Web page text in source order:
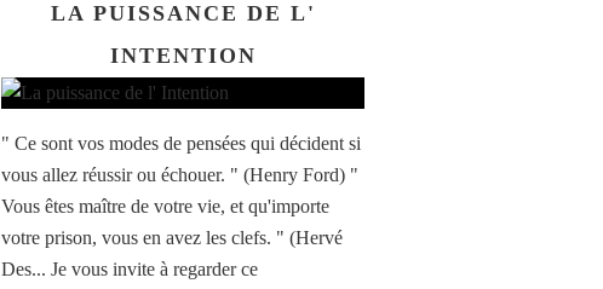
LA PUISSANCE DE L'
INTENTION
" Ce sont vos modes de pensées qui décident si
vous allez réussir ou échouer. " (Henry Ford) "
Vous êtes maître de votre vie, et qu'importe
votre prison, vous en avez les clefs. " (Hervé
Des... Je vous invite à regarder ce